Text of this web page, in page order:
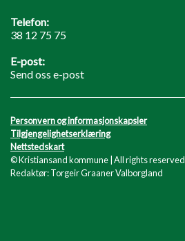
Telefon:
38 12 75 75
E-post:
Send oss e-post
Personvern og informasjonskapsler
Tilgjengelighetserklæring
Nettstedskart
© Kristiansand kommune | All rights reserved
Redaktør: Torgeir Graaner Valborgland